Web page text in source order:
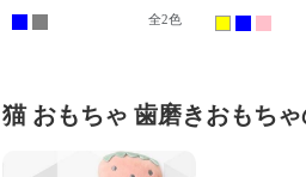
全2色
ミおもちゃ
猫 おもちゃ 歯磨きおもちゃ